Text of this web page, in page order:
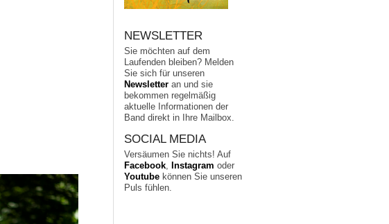
NEWSLETTER
Sie möchten auf dem
Laufenden bleiben? Melden
Sie sich für unseren
Newsletter an und sie
bekommen regelmäßig
aktuelle Informationen der
Band direkt in Ihre Mailbox.
SOCIAL MEDIA
Versäumen Sie nichts! Auf
Facebook
Instagram oder
Youtube können Sie unseren
Puls fühlen.